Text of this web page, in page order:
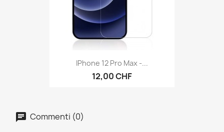
IPhone 12 Pro Max -...
12,00 CHF
Commenti (0)